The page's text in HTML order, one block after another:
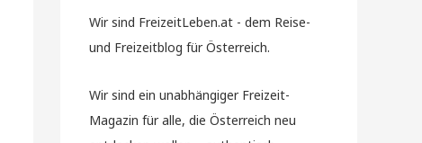
Wir sind FreizeitLeben.at - dem Reise-
und Freizeitblog für Österreich.
Wir sind ein unabhängiger Freizeit-
Magazin für alle, die Österreich neu